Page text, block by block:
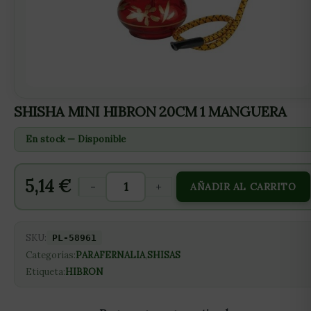
SHISHA MINI HIBRON 20CM 1 MANGUERA
En stock — Disponible
5,14 € - + AÑADIR AL CARRITO
SKU: PL-58961
Categorías:PARAFERNALIA,SHISAS
Etiqueta:HIBRON